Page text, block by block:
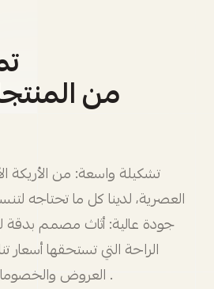
من
تشكيلة واسعة: من الأريكة
العصرية، لدينا كل ما تحتاجه
جودة عالية: أثاث مصمم بدقة
الراحة التي تستحقها
العروض والخصومات لتجعل منزلك مثالياً .